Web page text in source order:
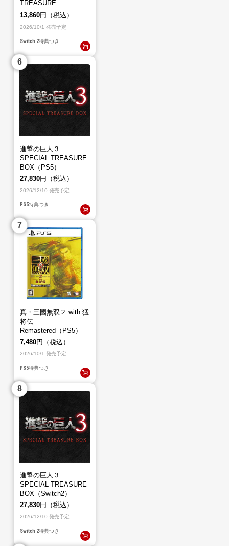
TREASURE
BOX（Switch2）
13,860円（税込）
2026/10/1 発売予定
Switch 2特典つき
進撃の巨人３
SPECIAL TREASURE
BOX（PS5）
27,830円（税込）
2026/12/10 発売予定
PS5特典つき
真・三國無双２ with 猛
将伝
Remastered（PS5）
7,480円（税込）
2026/10/1 発売予定
PS5特典つき
進撃の巨人３
SPECIAL TREASURE
BOX（Switch2）
27,830円（税込）
2026/12/10 発売予定
Switch 2特典つき